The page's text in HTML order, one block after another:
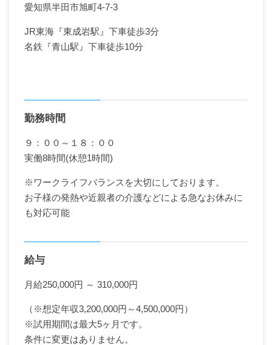
愛知県半田市旭町4-7-3
JR東海『東成岩駅』下車徒歩3分
名鉄『青山駅』下車徒歩10分
勤務時間
９：００～１８：００
実働8時間(休憩1時間)
※ワークライフバランスを大切にしております。
お子様の発熱や近親者の介護などによる急なお休みに
も対応可能
給与
月給250,000円 ～ 310,000
（※想定年収3,200,000円～4,500,000円）
※試用期間は最大5ヶ月です。
条件に変更はありません。